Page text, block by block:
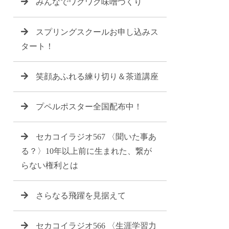
みんなでワクワク味噌づくり
スプリングスクールお申し込みス
タート！
笑顔あふれる練り切り＆茶道講座
プペルポスター全国配布中！
セカコイラジオ567 〈聞いた事あ
る？〉10年以上前に生まれた、繋が
らない権利とは
さらなる飛躍を見据えて
セカコイラジオ566 〈生涯学習力